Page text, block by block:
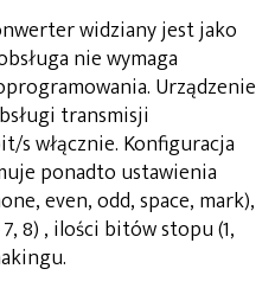
widziany jest jako
nie wymaga
Urządzenie
transmisji
s włącznie. Konfiguracja
ponadto ustawienia
even, odd, space, mark),
8) , ilości bitów stopu (1,